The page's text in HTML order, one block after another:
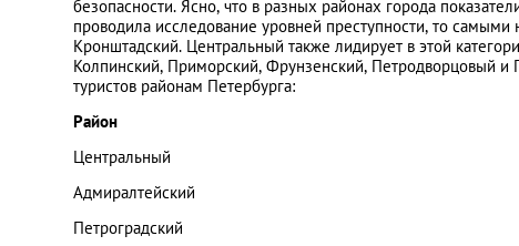
безопасности. Ясно, что в разных районах города
проводила исследование уровней преступности, то
Кронштадский. Центральный также лидирует в этой
Колпинский, Приморский, Фрунзенский, Петродворцовый
туристов районам Петербурга:
Район
Центральный
Адмиралтейский
Петроградский